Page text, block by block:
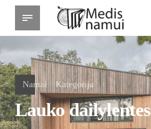
Namai Kategorija
Lauko dailylentes